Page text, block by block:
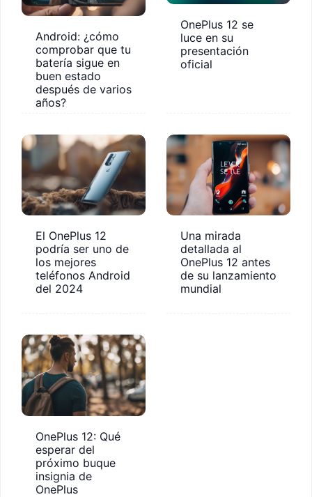
Android: ¿cómo
comprobar que tu
batería sigue en
buen estado
después de varios
años?
OnePlus 12 se
luce en su
presentación
oficial
El OnePlus 12
podría ser uno de
los mejores
teléfonos Android
del 2024
Una mirada
detallada al
OnePlus 12 antes
de su lanzamiento
mundial
OnePlus 12: Qué
esperar del
próximo buque
insignia de
OnePlus